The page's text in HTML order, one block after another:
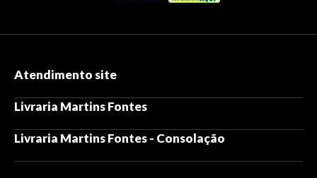
Atendimento site
Livraria Martins Fontes
Livraria Martins Fontes - Consolação